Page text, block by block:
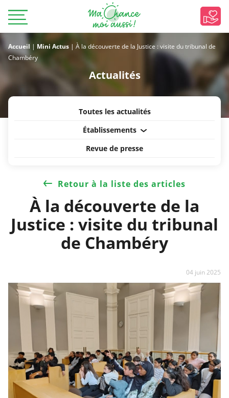
Accueil | Mini Actus | À la découverte de la Justice : visite du tribunal de
Chambéry
Actualités
Toutes les actualités
Établissements
Revue de presse
Retour à la liste des articles
À la découverte de la
Justice : visite du tribunal
de Chambéry
04 juin 2025